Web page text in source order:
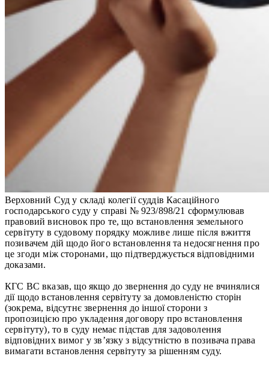
Верховний Суд у складі колегії суддів Касаційного
господарського суду у справі № 923/898/21 сформулював
правовий висновок про те, що встановлення земельного
сервітуту в судовому порядку можливе лише після вжиття
позивачем дій щодо його встановлення та недосягнення про
це згоди між сторонами, що підтверджується відповідними
доказами.
КГС ВС вказав, що якщо до звернення до суду не вчинялися
дії щодо встановлення сервітуту за домовленістю сторін
(зокрема, відсутнє звернення до іншої сторони з
пропозицією про укладення договору про встановлення
сервітуту), то в суду немає підстав для задоволення
відповідних вимог у зв’язку з відсутністю в позивача права
вимагати встановлення сервітуту за рішенням суду.